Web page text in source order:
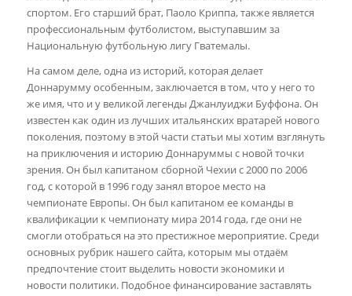
спортом. Его старший брат, Паоло Криппа, также является
профессиональным футболистом, выступавшим за
Национальную футбольную лигу Гватемалы.
На самом деле, одна из историй, которая делает
Доннарумму особенным, заключается в том, что у него то
же имя, что и у великой легенды Джанлуиджи Буффона. Он
известен как один из лучших итальянских вратарей нового
поколения, поэтому в этой части статьи мы хотим взглянуть
на приключения и историю Доннаруммы с новой точки
зрения. Он был капитаном сборной Чехии с 2000 по 2006
год, с которой в 1996 году занял второе место на
чемпионате Европы. Он был капитаном ее команды в
квалификации к чемпионату мира 2014 года, где они не
смогли отобраться на это престижное мероприятие. Среди
основных рубрик нашего сайта, которым мы отдаём
предпочтение стоит выделить новости экономики и
новости политики. Подобное финансирование заставлять